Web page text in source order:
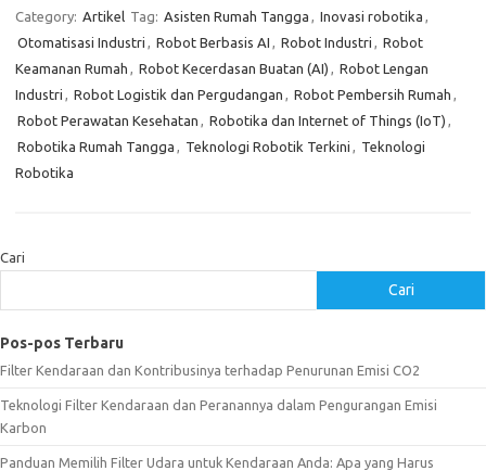
Category: Artikel Tag: Asisten Rumah Tangga , Inovasi robotika ,
Otomatisasi Industri , Robot Berbasis AI , Robot Industri , Robot
Keamanan Rumah , Robot Kecerdasan Buatan (AI) , Robot Lengan
Industri , Robot Logistik dan Pergudangan , Robot Pembersih Rumah ,
Robot Perawatan Kesehatan , Robotika dan Internet of Things (IoT) ,
Robotika Rumah Tangga , Teknologi Robotik Terkini , Teknologi
Robotika
Cari
Cari
Pos-pos Terbaru
Filter Kendaraan dan Kontribusinya terhadap Penurunan Emisi CO2
Teknologi Filter Kendaraan dan Peranannya dalam Pengurangan Emisi
Karbon
Panduan Memilih Filter Udara untuk Kendaraan Anda: Apa yang Harus